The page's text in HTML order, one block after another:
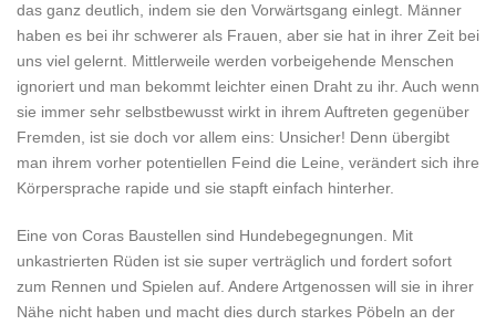
das ganz deutlich, indem sie den Vorwärtsgang einlegt. Männer
haben es bei ihr schwerer als Frauen, aber sie hat in ihrer Zeit bei
uns viel gelernt. Mittlerweile werden vorbeigehende Menschen
ignoriert und man bekommt leichter einen Draht zu ihr. Auch wenn
sie immer sehr selbstbewusst wirkt in ihrem Auftreten gegenüber
Fremden, ist sie doch vor allem eins: Unsicher! Denn übergibt
man ihrem vorher potentiellen Feind die Leine, verändert sich ihre
Körpersprache rapide und sie stapft einfach hinterher.
Eine von Coras Baustellen sind Hundebegegnungen. Mit
unkastrierten Rüden ist sie super verträglich und fordert sofort
zum Rennen und Spielen auf. Andere Artgenossen will sie in ihrer
Nähe nicht haben und macht dies durch starkes Pöbeln an der